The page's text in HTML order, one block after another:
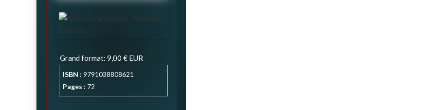
Grand format: 9,00 €EUR
ISBN : 9791038808621
Pages : 72